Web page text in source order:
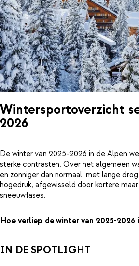
Wintersportoverzicht
2026
De winter van 2025-2026 in de Alpen
sterke contrasten. Over het algemeen
en zonniger dan normaal, met lange
hogedruk, afgewisseld door kortere
sneeuwfases.
Hoe verliep de winter van 2025-2026
IN DE SPOTLIGHT